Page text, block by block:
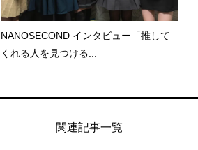
NANOSECOND インタビュー「推して
くれる人を見つける...
関連記事一覧